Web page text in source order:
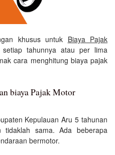
khusus untuk Biaya Pajak
tahunnya atau per lima
cara menghitung biaya pajak
biaya Pajak Motor
Kepulauan Aru 5 tahunan
sama. Ada beberapa
bermotor.